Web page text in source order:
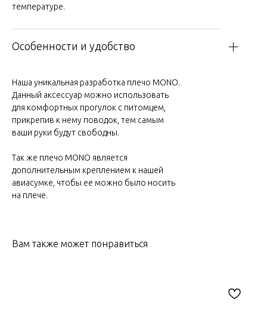
температуре.
Особенности и удобство
Наша уникальная разработка плечо MONO.
Данный аксессуар можно использовать
для комфортных прогулок с питомцем,
прикрепив к нему поводок, тем самым
ваши руки будут свободны.
Так же плечо MONO является
дополнительным креплением к нашей
авиасумке, чтобы ее можно было носить
на плече.
Вам также может понравиться